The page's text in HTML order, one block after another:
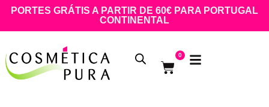
PORTES GRÁTIS A PARTIR DE 60€ PARA PORTUGAL
CONTINENTAL
0